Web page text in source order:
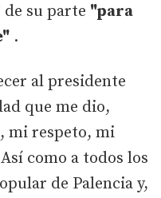
su parte "para
.
al presidente
que me dio,
mi respeto, mi
como a todos los
de Palencia y,